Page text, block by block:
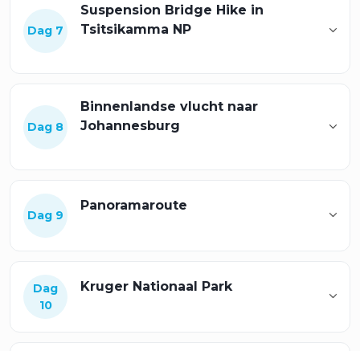
Dag 7
Suspension Bridge Hike in
Tsitsikamma NP
Dag 8
Binnenlandse vlucht naar
Johannesburg
Dag 9
Panoramaroute
Dag
10
Kruger Nationaal Park